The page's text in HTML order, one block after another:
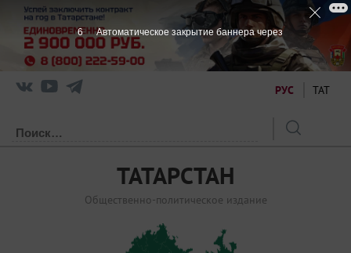
РУС ТАТ
ТАТАРСТАН
Общественно-политическое издание
5 Автоматическое закрытие баннера через